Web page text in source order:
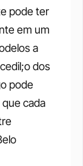
pode ter
em um
a
dos
pode
cada